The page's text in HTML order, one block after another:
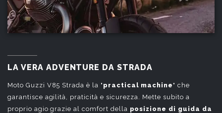
LA VERA ADVENTURE DA STRADA
Moto Guzzi V85 Strada è la " practical machine " che
garantisce agilità, praticità e sicurezza. Mette subito a
proprio agio grazie al comfort della posizione di guida da